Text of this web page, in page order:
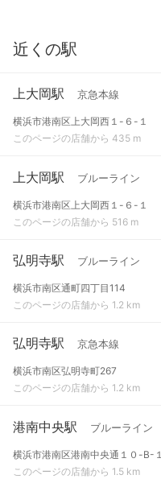
近くの駅
上大岡駅 京急本線
横浜市港南区上大岡西１-６-１
このページの店舗から 435 m
上大岡駅 ブルーライン
横浜市港南区上大岡西１-６-１
このページの店舗から 516 m
弘明寺駅 ブルーライン
横浜市南区通町四丁目114
このページの店舗から 1.2 km
弘明寺駅 京急本線
横浜市南区弘明寺町267
このページの店舗から 1.2 km
港南中央駅 ブルーライン
横浜市港南区港南中央通１０-B-１
このページの店舗から 1.5 km